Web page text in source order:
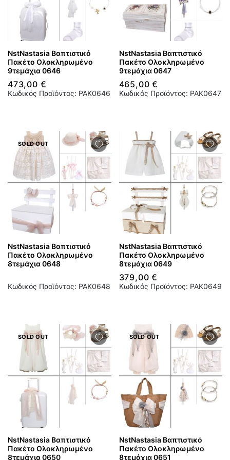
NstNastasia Βαπτιστικό
Πακέτο Ολοκληρωμένο
9τεμάχια 0646
473,00 €
Κωδικός Προϊόντος: PAK0646
NstNastasia Βαπτιστικό
Πακέτο Ολοκληρωμένο
9τεμάχια 0647
465,00 €
Κωδικός Προϊόντος: PAK0647
SOLD OUT
NstNastasia Βαπτιστικό
Πακέτο Ολοκληρωμένο
8τεμάχια 0648
Κωδικός Προϊόντος: PAK0648
NstNastasia Βαπτιστικό
Πακέτο Ολοκληρωμένο
8τεμάχια 0649
379,00 €
Κωδικός Προϊόντος: PAK0649
SOLD OUT
NstNastasia Βαπτιστικό
Πακέτο Ολοκληρωμένο
8τεμάχια 0650
SOLD OUT
NstNastasia Βαπτιστικό
Πακέτο Ολοκληρωμένο
8τεμάχια 0651